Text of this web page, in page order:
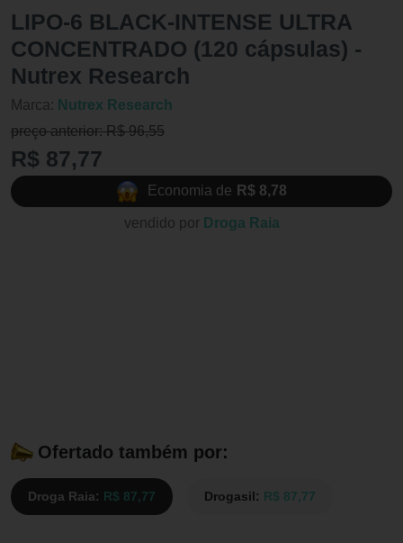
LIPO-6 BLACK-INTENSE ULTRA
CONCENTRADO (120 cápsulas) -
Nutrex Research
Marca: Nutrex Research
preço anterior: R$ 96,55
R$ 87,77
Economia de R$ 8,78
vendido por Droga Raia
Ofertado também por:
Droga Raia: R$ 87,77 Drogasil: R$ 87,77